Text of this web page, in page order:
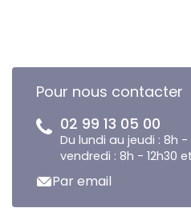
Pour nous contacter
02 99 13 05 00
Du lundi au jeudi : 8h -
vendredi : 8h - 12h30
Par email